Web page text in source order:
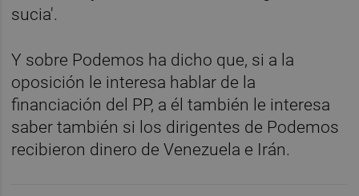
sucia'.
Y sobre Podemos ha dicho que, si a la
oposición le interesa hablar de la
financiación del PP, a él también le interesa
saber también si los dirigentes de Podemos
recibieron dinero de Venezuela e Irán.